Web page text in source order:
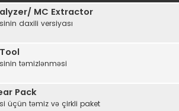
MC Extractor
daxili versiyası
təmizlənməsi
Pack
üçün təmiz və çirkli paket